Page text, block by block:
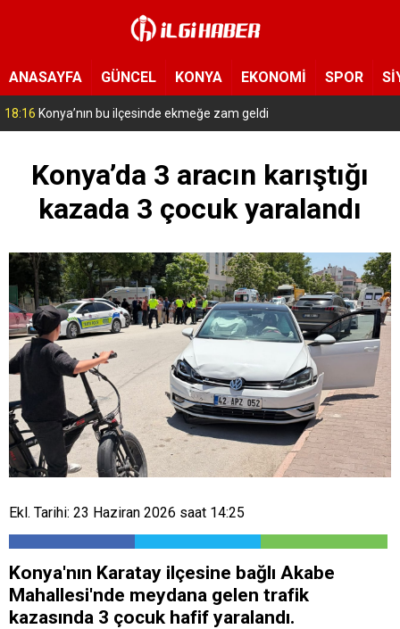
ANASAYFA GÜNCEL KONYA EKONOMİ SPOR
17:14 Konya’da bu tarlaya giren eli boş çıkmıyor! Hayrat olarak herkese açıldı
Konya’da 3 aracın karıştığı
kazada 3 çocuk yaralandı
Ekl. Tarihi: 23 Haziran 2026 saat 14:25
Konya'nın Karatay ilçesine bağlı Akabe
Mahallesi'nde meydana gelen trafik
kazasında 3 çocuk hafif yaralandı.